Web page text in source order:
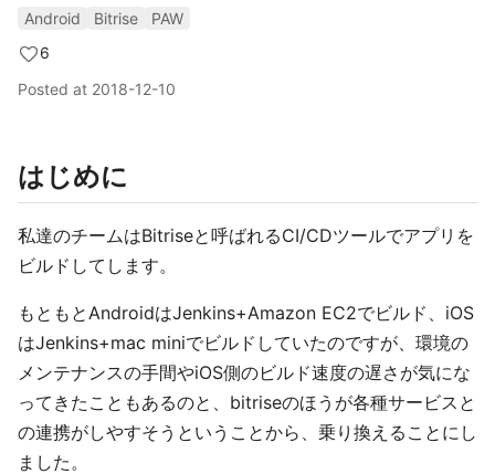
Android Bitrise
PAW
6
Posted at 2018-12-10
はじめに
私達のチームはBitriseと呼ばれるCI/CDツールでアプリを
ビルドしてします。
もともとAndroidはJenkins+Amazon EC2でビルド、iOS
はJenkins+mac miniでビルドしていたのですが、環境の
メンテナンスの手間やiOS側のビルド速度の遅さが気にな
ってきたこともあるのと、bitriseのほうが各種サービスと
の連携がしやすそうということから、乗り換えることにし
ました。